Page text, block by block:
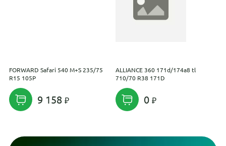
FORWARD Safari 540 M+S 235/75
R15 105P
9 158
ALLIANCE 360 171d/174a8 tl
710/70 R38 171D
0